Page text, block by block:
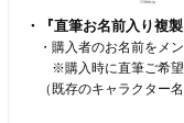
・『直筆お名前入り複
・購入者のお名前をメン
※購入時に直筆ご希望
（既存のキャラクター名